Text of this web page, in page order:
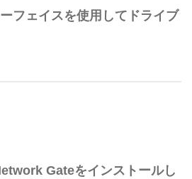
フェイスを使用してドライブ
Gateをインストールし